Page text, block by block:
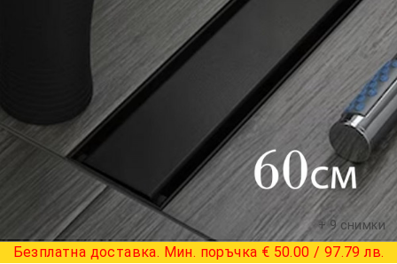
+ 9 снимки
Безплатна доставка. Мин. поръчка € 50.00 / 97.79 лв.